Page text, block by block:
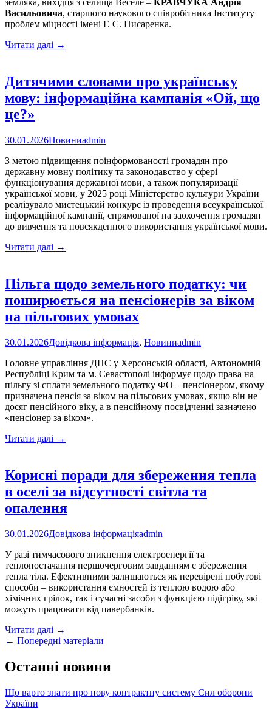
земляка, вихідця з селища Веселе – КРАВЧУКА Андрія
Васильовича, старшого наукового співробітника Інституту
проблем міцності імені Г. С. Писаренка.
Читати далі Премія
вагомий
внесок
Андрію
→
Дитячими словами про українську
мову: інформаційна кампанія «Ой, що
це?»
30.01.2026Новиниadmin
З метою підвищення поінформованості громадян про
державну мовну політику та законодавство у сфері
функціонування державної мови, а також популяризації
української мови, у 2025 році Міністерство культури України
реалізувало мистецький конкурс із проведення всеукраїнської
інформаційної кампанії, спрямованої на заохочення громадян
до вивчення та повсякденного використання української мови.
Читати далі Дитячими
мову:
інформаційна
«Ой,
це?»
→
Пільга щодо земельного податку: чи
поширюється на пенсіонерів за віком
на пільгових умовах
30.01.2026Довідкова інформація, Новиниadmin
Головне управління ДПС у Херсонській області, Автономній
Республіці Крим та м. Севастополі інформує щодо права на
пільгу зі сплати земельного податку ФО – пенсіонером, якому
призначена пенсія за віком на пільгових умовах, якщо він не
досяг пенсійного віку, а в пенсійному посвідченні зазначено
«пенсіонер за віком».
Читати далі Пільга
податку:
чи
поширюється
пенсіонерів
віком
пільгових
умовах
→
Корисні поради для збереження тепла
в оселі за відсутності світла та
опалення
30.01.2026Довідкова інформаціяadmin
У разі тимчасового зникнення електроенергії та
теплопостачання першочерговим завданням є збереження
тепла тіла. Ефективними залишаються як перевірені побутові
способи – використання ємностей із теплою водою або
хімічних грілок, так і сучасні засоби з функцією підігріву, які
можуть працювати від павербанків.
Читати далі Корисні
поради
збереження
тепла
оселі
→
Posts
navigation
← Попередні матеріали
Останні новини
Що варто знати про нову контрактну систему Сил оборони
України